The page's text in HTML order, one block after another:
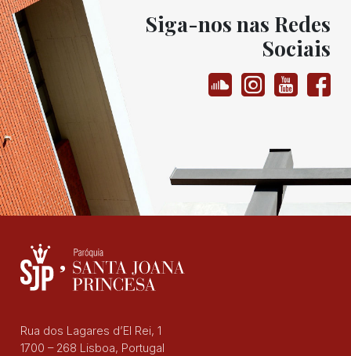
Siga-nos nas Redes
Sociais
Rua dos Lagares d’El Rei, 1
1700 – 268 Lisboa, Portugal